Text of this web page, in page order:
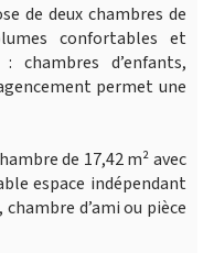
de deux chambres de
confortables et
chambres d’enfants,
permet une
de 17,42 m² avec
espace indépendant
d’ami ou pièce